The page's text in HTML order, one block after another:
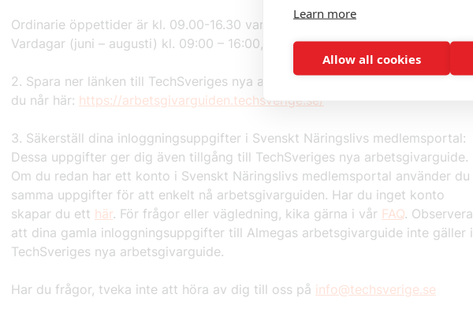
Ordinarie öppettider är kl. 09.00-16.30 vardagar, lunchstängt kl. 12.00-13.00.
Vardagar (juni – augusti) kl. 09:00 – 16:00, lunchstängt kl. 12:00 – 13:00.
2. Spara ner länken till TechSveriges nya arbetsgivarguide, med AI-stöd, som
du når här: https://arbetsgivarguiden.techsverige.se/
3. Säkerställ dina inloggningsuppgifter i Svenskt Näringslivs medlemsportal:
Dessa uppgifter ger dig även tillgång till TechSveriges nya arbetsgivarguide.
Om du redan har ett konto i Svenskt Näringslivs medlemsportal använder du
samma uppgifter för att enkelt nå arbetsgivarguiden. Har du inget konto
skapar du ett här. För frågor eller vägledning, kika gärna i vår FAQ. Observera
att dina gamla inloggningsuppgifter till Almegas arbetsgivarguide inte gäller i
TechSveriges nya arbetsgivarguide.
Har du frågor, tveka inte att höra av dig till oss på info@techsverige.se
Learn more
Allow all cookies